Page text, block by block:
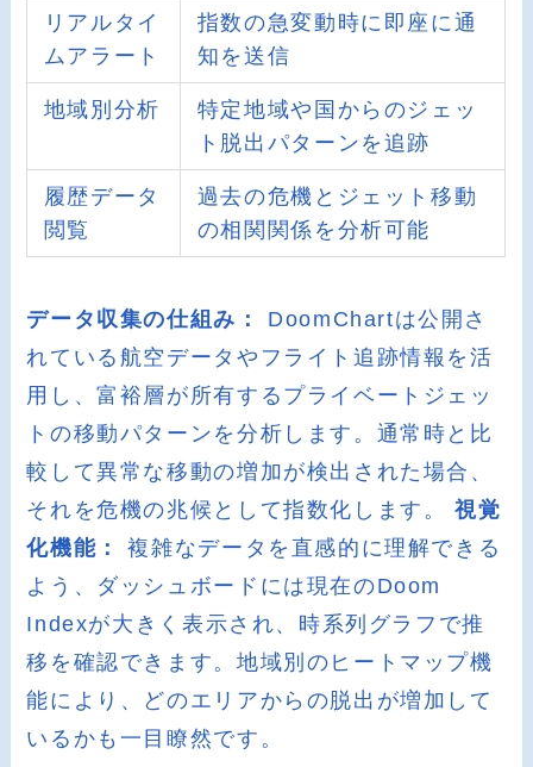
リアルタイ
ムアラート
指数の急変動時に即座に通
知を送信
地域別分析
特定地域や国からのジェッ
ト脱出パターンを追跡
履歴データ
閲覧
過去の危機とジェット移動
の相関関係を分析可能
データ収集の仕組み：
DoomChartは公開さ
れている航空データやフライト追跡情報を活
用し、富裕層が所有するプライベートジェッ
トの移動パターンを分析します。通常時と比
較して異常な移動の増加が検出された場合、
それを危機の兆候として指数化します。視覚
化機能：
複雑なデータを直感的に理解できる
よう、ダッシュボードには現在のDoom
Indexが大きく表示され、時系列グラフで推
移を確認できます。地域別のヒートマップ機
能により、どのエリアからの脱出が増加して
いるかも一目瞭然です。